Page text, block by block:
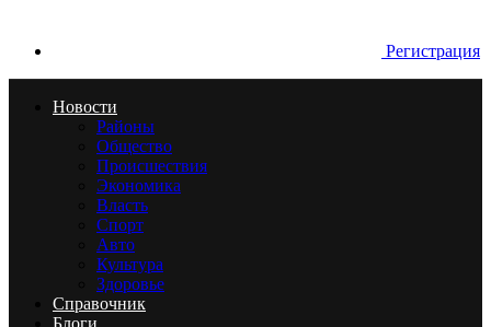
Регистрация
Новости
Районы
Общество
Происшествия
Экономика
Власть
Спорт
Авто
Культура
Здоровье
Справочник
Блоги